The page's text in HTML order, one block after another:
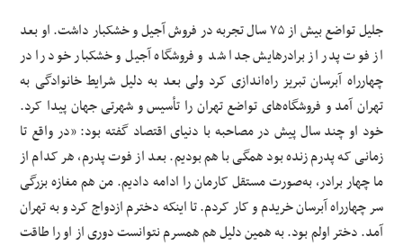
جلیل تواضع بیش از ۷۵ سال تجربه در فروش آجیل و خشکبار داشت. او بعد
از فوت پدر از برادرهایش جدا شد و فروشگاه آجیل و خشکبار خود را در
چهارراه آبرسان تبریز راه‌اندازی کرد ولی بعد به دلیل شرایط خانوادگی به
تهران آمد و فروشگاه‌های تواضع تهران را تأسیس و شهرتی جهان پیدا کرد.
خود او چند سال پیش در مصاحبه با دنیای اقتصاد گفته بود: «در واقع تا
زمانی که پدرم زنده بود همگی با هم بودیم. بعد از فوت پدرم، هر کدام از
ما چهار برادر، به‌صورت مستقل کارمان را ادامه دادیم. من هم مغازه بزرگی
سر چهارراه آبرسان خریدم و کار کردم. تا اینکه دخترم ازدواج کرد و به تهران
آمد. دختر اولم بود. به همین دلیل هم همسرم نتوانست دوری از او را طاقت